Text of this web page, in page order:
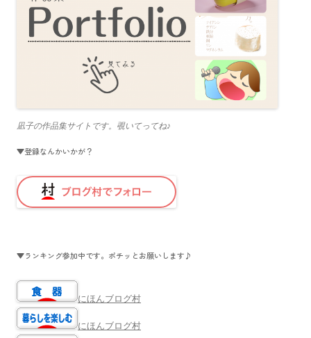
凪子の作品集サイトです。覗いてってね♪
▼登録なんかいかが？
▼ランキング参加中です。ポチッとお願いします♪
にほんブログ村
にほんブログ村